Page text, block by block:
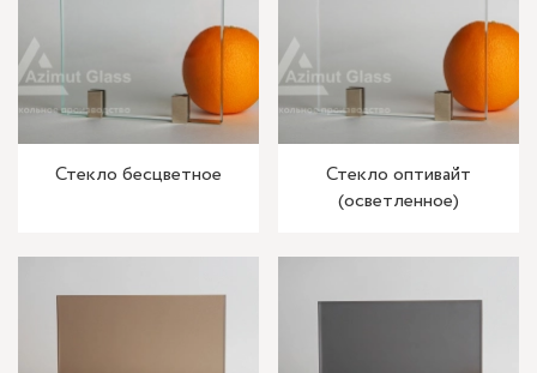
Стекло бесцветное
Стекло оптивайт
(осветленное)